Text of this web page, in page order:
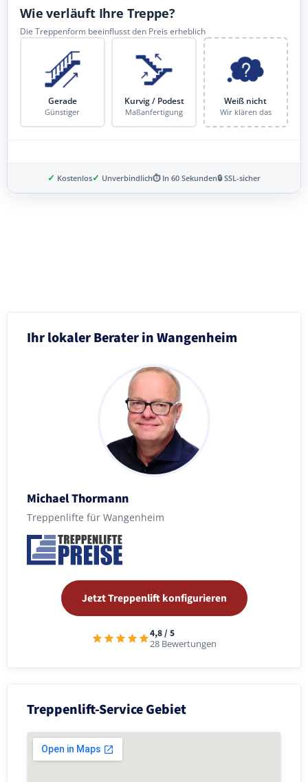
Wie verläuft Ihre Treppe?
Die Treppenform beeinflusst den Preis erheblich
Gerade
Günstiger
Kurvig / Podest
Maßanfertigung
Weiß nicht
Wir klären das
✓ Kostenlos✓ Unverbindlich⏱ In 60 Sekunden🔒 SSL-sicher
Ihr lokaler Berater in Wangenheim
Michael Thormann
Treppenlifte für Wangenheim
Jetzt Treppenlift konfigurieren
4,8 / 5
28 Bewertungen
Treppenlift-Service Gebiet